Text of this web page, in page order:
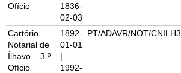
Ofício
1836-
02-03
Cartório
Notarial de
Ílhavo – 3.º
Ofício
1892-
01-01
|
1992-
PT/ADAVR/NOT/CNILH3